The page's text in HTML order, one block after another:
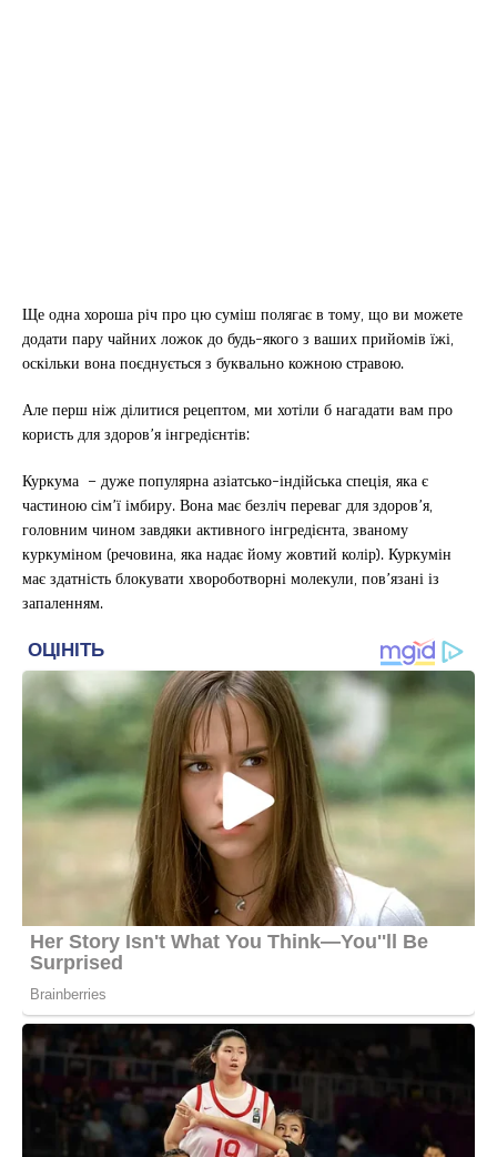
Ще одна хороша річ про цю суміш полягає в тому, що ви можете
додати пару чайних ложок до будь-якого з ваших прийомів їжі,
оскільки вона поєднується з буквально кожною стравою.
Але перш ніж ділитися рецептом, ми хотіли б нагадати вам про
користь для здоров’я інгредієнтів:
Куркума – дуже популярна азіатсько-індійська спеція, яка є
частиною сім’ї імбиру. Вона має безліч переваг для здоров’я,
головним чином завдяки активного інгредієнта, званому
куркуміном (речовина, яка надає йому жовтий колір). Куркумін
має здатність блокувати хвороботворні молекули, пов’язані із
запаленням.